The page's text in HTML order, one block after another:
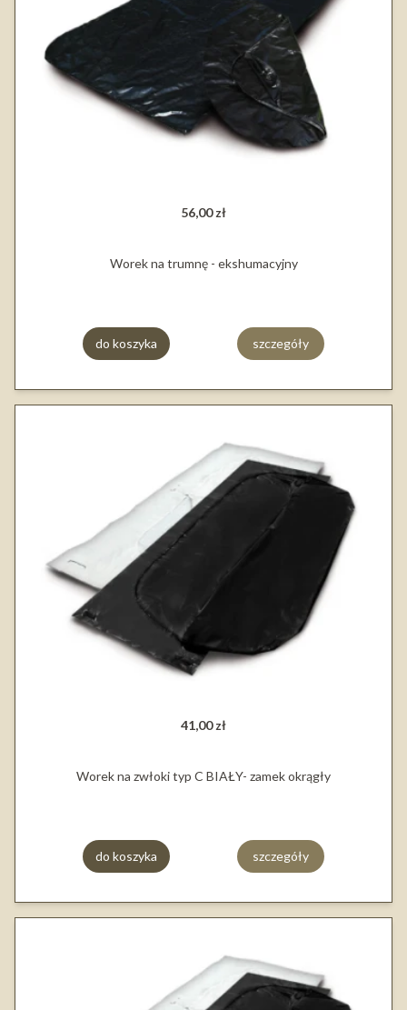
56,00 zł
Worek na trumnę - ekshumacyjny
do koszyka szczegóły
41,00 zł
Worek na zwłoki typ C BIAŁY- zamek okrągły
do koszyka szczegóły